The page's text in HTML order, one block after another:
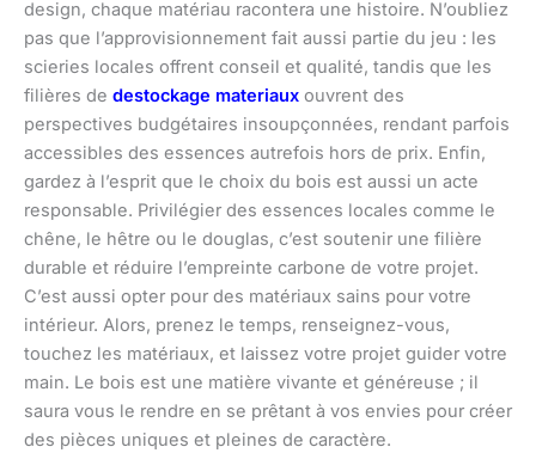
design, chaque matériau racontera une histoire. N’oubliez
pas que l’approvisionnement fait aussi partie du jeu : les
scieries locales offrent conseil et qualité, tandis que les
filières de destockage materiaux ouvrent des
perspectives budgétaires insoupçonnées, rendant parfois
accessibles des essences autrefois hors de prix. Enfin,
gardez à l’esprit que le choix du bois est aussi un acte
responsable. Privilégier des essences locales comme le
chêne, le hêtre ou le douglas, c’est soutenir une filière
durable et réduire l’empreinte carbone de votre projet.
C’est aussi opter pour des matériaux sains pour votre
intérieur. Alors, prenez le temps, renseignez-vous,
touchez les matériaux, et laissez votre projet guider votre
main. Le bois est une matière vivante et généreuse ; il
saura vous le rendre en se prêtant à vos envies pour créer
des pièces uniques et pleines de caractère.